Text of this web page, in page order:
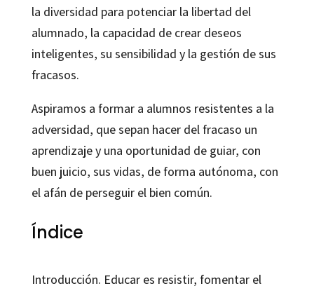
la diversidad para potenciar la libertad del
alumnado, la capacidad de crear deseos
inteligentes, su sensibilidad y la gestión de sus
fracasos.
Aspiramos a formar a alumnos resistentes a la
adversidad, que sepan hacer del fracaso un
aprendizaje y una oportunidad de guiar, con
buen juicio, sus vidas, de forma autónoma, con
el afán de perseguir el bien común.
Índice
Introducción. Educar es resistir, fomentar el